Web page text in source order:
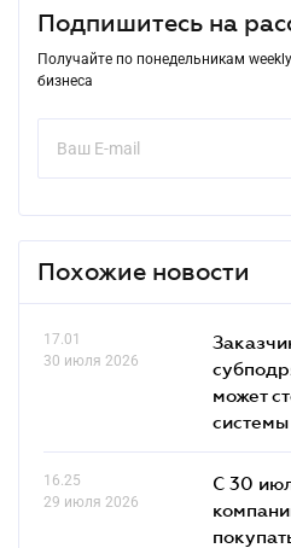
Подпишитесь на
Получайте по понедельникам
бизнеса
Похожие новости
17.01
30 июля 2026
может
системы
16.25
29 июля 2026
С 30